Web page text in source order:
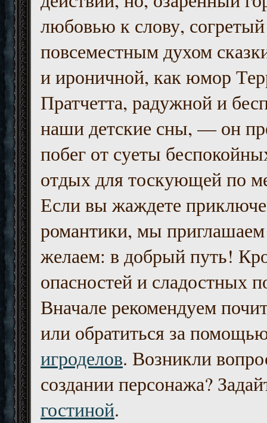
любовью к слову, согретый
повсеместным духом
и ироничной, как юмор
Пратчетта, радужной и
наши детские сны, — он
побег от суеты
отдых для тоскующей по
Если вы жаждете
романтики, мы приглашаем
желаем: в добрый путь!
опасностей и сладостных
Вначале рекомендуем
или обратиться за
игроделов. Возникли
создании персонажа?
гостиной.